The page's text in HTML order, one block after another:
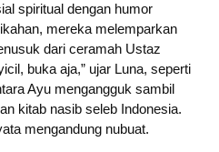
spiritual dengan humor
mereka melemparkan
dari ceramah Ustaz
buka aja,” ujar Luna, seperti
Ayu mengangguk sambil
kitab nasib seleb Indonesia.
mengandung nubuat.